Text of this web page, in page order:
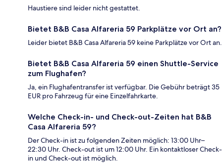
Haustiere sind leider nicht gestattet.
Bietet B&B Casa Alfareria 59 Parkplätze vor Ort an?
Leider bietet B&B Casa Alfareria 59 keine Parkplätze vor Ort an.
Bietet B&B Casa Alfareria 59 einen Shuttle-Service
zum Flughafen?
Ja, ein Flughafentransfer ist verfügbar. Die Gebühr beträgt 35
EUR pro Fahrzeug für eine Einzelfahrkarte.
Welche Check-in- und Check-out-Zeiten hat B&B
Casa Alfareria 59?
Der Check-in ist zu folgenden Zeiten möglich: 13:00 Uhr–
22:30 Uhr. Check-out ist um 12:00 Uhr. Ein kontaktloser Check-
in und Check-out ist möglich.